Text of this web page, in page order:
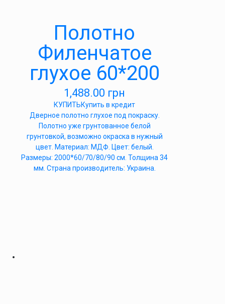
Полотно
Филенчатое
глухое 60*200
1,488.00 грн
КУПИТЬКупить в кредит
Дверное полотно глухое под покраску.
Полотно уже грунтованное белой
грунтовкой, возможно окраска в нужный
цвет. Материал: МДФ. Цвет: белый.
Размеры: 2000*60/70/80/90 см. Толщина 34
мм. Страна производитель: Украина.